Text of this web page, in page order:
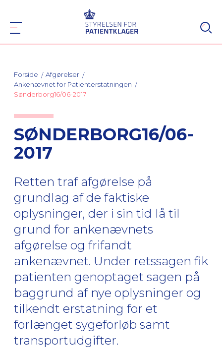
Forside
Afgørelser
Ankenævnet for Patienterstatningen
Sønderborg16/06-2017
SØNDERBORG16/06-
2017
Retten traf afgørelse på
grundlag af de faktiske
oplysninger, der i sin tid lå til
grund for ankenævnets
afgørelse og frifandt
ankenævnet. Under retssagen fik
patienten genoptaget sagen på
baggrund af nye oplysninger og
tilkendt erstatning for et
forlænget sygeforløb samt
transportudgifter.